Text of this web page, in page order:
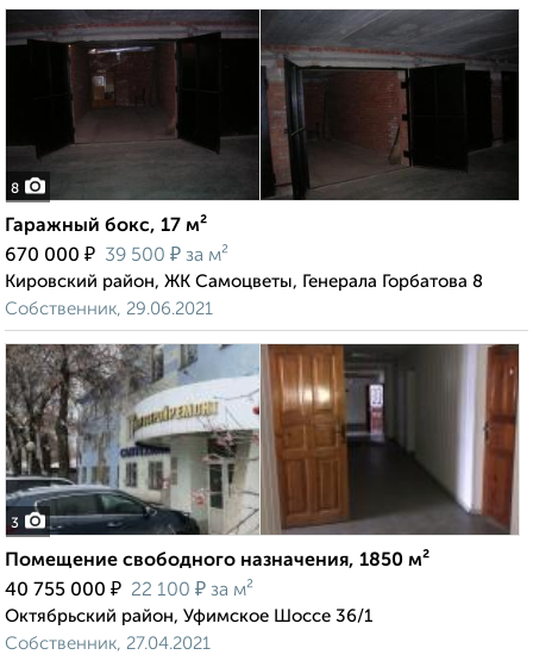
8
Гаражный бокс, 17 м²
670 000 ₽ 39 500 ₽ за м²
Кировский район, ЖК Самоцветы, Генерала Горбатова 8
Собственник, 29.06.2021
3
Помещение свободного назначения, 1850 м²
40 755 000 ₽ 22 100 ₽ за м²
Октябрьский район, Уфимское Шоссе 36/1
Собственник, 27.04.2021